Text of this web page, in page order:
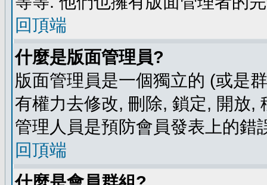
回頂端
什麼是版面管理員?
版面管理員是一個獨立的 (或是
有權力去修改, 刪除, 鎖定, 開放,
管理人員是預防會員發表上的錯
回頂端